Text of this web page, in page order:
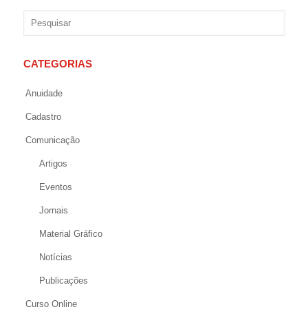
CATEGORIAS
Anuidade
Cadastro
Comunicação
Artigos
Eventos
Jornais
Material Gráfico
Notícias
Publicações
Curso Online